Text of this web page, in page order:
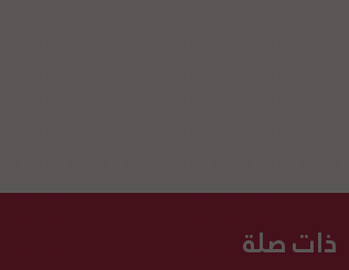
ذات صلة